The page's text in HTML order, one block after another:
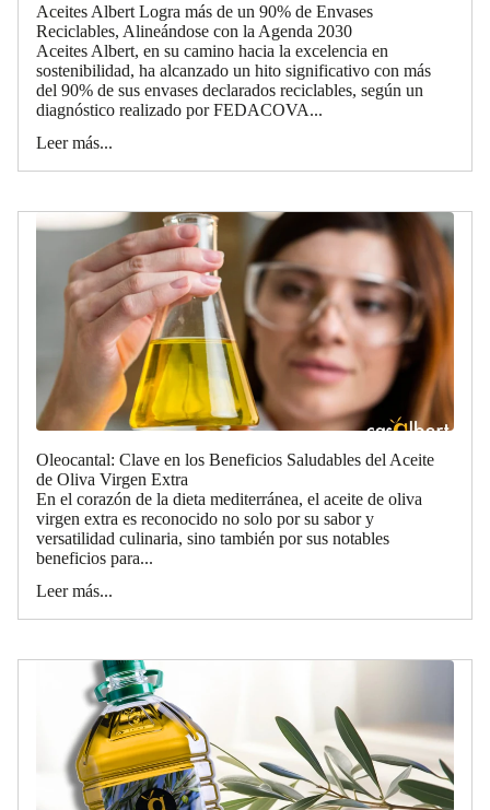
Aceites Albert Logra más de un 90% de Envases
Reciclables, Alineándose con la Agenda 2030
Aceites Albert, en su camino hacia la excelencia en
sostenibilidad, ha alcanzado un hito significativo con más
del 90% de sus envases declarados reciclables, según un
diagnóstico realizado por FEDACOVA...
Leer más...
Oleocantal: Clave en los Beneficios Saludables del Aceite
de Oliva Virgen Extra
En el corazón de la dieta mediterránea, el aceite de oliva
virgen extra es reconocido no solo por su sabor y
versatilidad culinaria, sino también por sus notables
beneficios para...
Leer más...